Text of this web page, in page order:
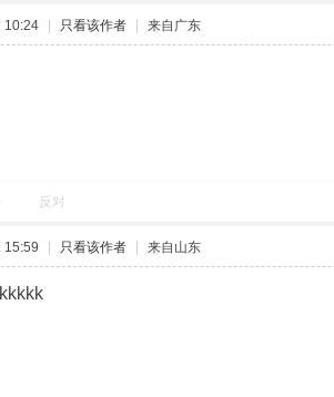
10:24 只看该作者 来自广东
反对
15:59 只看该作者 来自山东